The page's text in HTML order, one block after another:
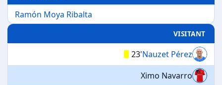
Ramón Moya Ribalta
VISITANT
23'Nauzet Pérez
Ximo Navarro